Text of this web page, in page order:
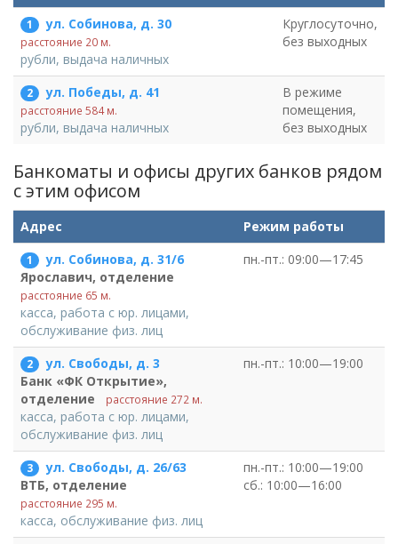
1 ул. Собинова, д. 30
расстояние 20 м.
рубли, выдача наличных
Круглосуточно,
без выходных
2 ул. Победы, д. 41
расстояние 584 м.
рубли, выдача наличных
В режиме
помещения,
без выходных
Банкоматы и офисы других банков рядом
c этим офисом
Адрес Режим работы
1
ул. Собинова, д. 31/6
Ярославич, отделение
расстояние 65 м.
касса, работа с юр. лицами,
обслуживание физ. лиц
пн.-пт.: 09:00—17:45
2
ул. Свободы, д. 3
Банк «ФК Открытие»,
отделение
расстояние 272 м.
касса, работа с юр. лицами,
обслуживание физ. лиц
пн.-пт.: 10:00—19:00
3
ул. Свободы, д. 26/63
ВТБ, отделение
расстояние 295 м.
касса, обслуживание физ. лиц
пн.-пт.: 10:00—19:00
сб.: 10:00—16:00